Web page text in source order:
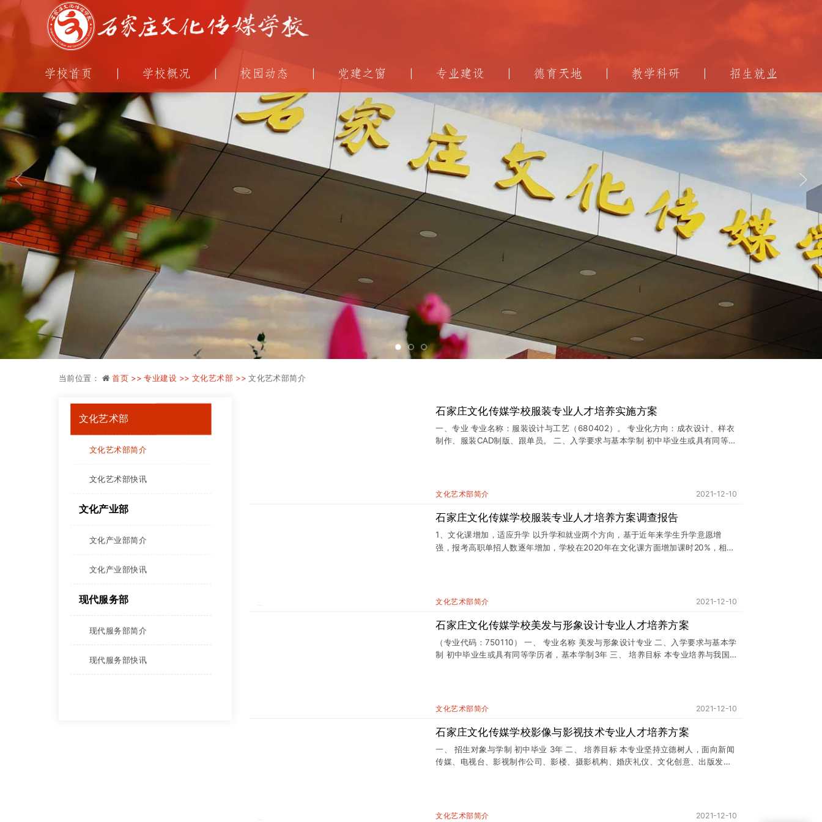
学校首页 学校概况 校园动态 党建之窗 专业建设 德育天地 教学科研 招生就业
当前位置： 首页 >>专业建设 >> 文化艺术部 >>文化艺术部简介
文化艺术部
文化艺术部简介
文化艺术部快讯
文化产业部
文化产业部简介
文化产业部快讯
现代服务部
现代服务部简介
现代服务部快讯
石家庄文化传媒学校服装专业人才培养实施方案
一、专业 专业名称：服装设计与工艺（680402）。 专业化方向：成衣设计、样衣
制作、服装CAD制版、跟单员。 二、入学要求与基本学制 初中毕业生或具有同等学
板、服装样衣制作、服装营销、服装生产技术管理等工作，具备职业生涯发展基础
能型人才。 四、综合素质及职业能力 1.综合素质 ⑴具有良好的道德情操、职业素
养、竞争意识； ⑿具有遵守公共秩序，维护公共利益，勇于承担责任的品质； ⑶具
有健康的身体和心理，具有
文化艺术部简介 2021-12-10
石家庄文化传媒学校服装专业人才培养方案调查报告
1、文化课增加，适应升学 以升学和就业两个方向，基于近年来学生升学意愿增
强，报考高职单招人数逐年增加，学校在2020年在文化课方面增加课时20%，相应
文化艺术部简介 2021-12-10
石家庄文化传媒学校美发与形象设计专业人才培养方案
（专业代码：750110） 一、 专业名称 美发与形象设计专业 二、入学要求与基本学
制 初中毕业生或具有同等学历者，基本学制3年 三、 培养目标 本专业培养与我国
文化艺术部简介 2021-12-10
石家庄文化传媒学校影像与影视技术专业人才培养方案
一、 招生对象与学制 初中毕业 3年 二、 培养目标 本专业坚持立德树人，面向新闻
传媒、电视台、影视制作公司、影楼、摄影机构、婚庆礼仪、文化创意、出版发
仪、文化创意、出版发行、新媒体行业及企事业单位，培养从事摄影、摄像、图像
文化艺术部简介 2021-12-10